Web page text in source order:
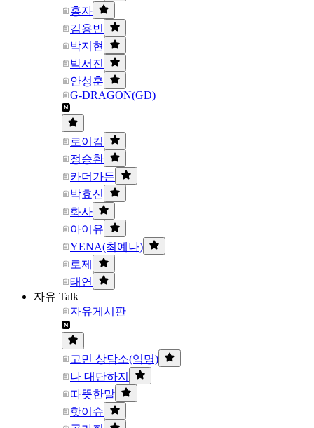
홍자
김용빈
박지현
박서진
안성훈
G-DRAGON(GD)
로이킴
정승환
카더가든
박효신
화사
아이유
YENA(최예나)
로제
태연
자유 Talk
자유게시판
고민 상담소(익명)
나 대단하지
따뜻한말
핫이슈